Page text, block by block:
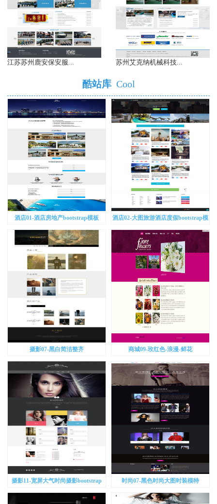
江苏苏州鹿安保安服... 苏州艾克纳机械科技...
酷站库 Cool
酒店01-酒店房地产bootstrap模板
酒店02-大图旅游酒店度假bootstrap模
板
摄影07-黑白简洁整齐 商城09-玫红色-浪漫-鲜花
摄影11-宽屏大气时尚摄影bootstrap
时尚07-黑色时尚大图时装模特
bootstrap